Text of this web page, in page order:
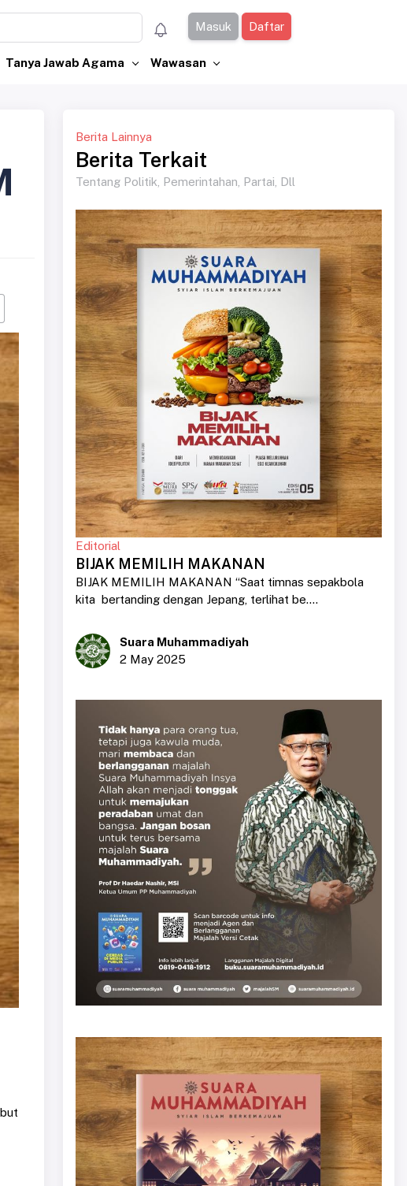
Masuk Daftar
Tanya Jawab Agama Wawasan
Berita Lainnya
Berita Terkait
Tentang Politik, Pemerintahan, Partai, Dll
Editorial
BIJAK MEMILIH MAKANAN
BIJAK MEMILIH MAKANAN “Saat timnas sepakbola
kita bertanding dengan Jepang, terlihat be....
Suara Muhammadiyah
2 May 2025